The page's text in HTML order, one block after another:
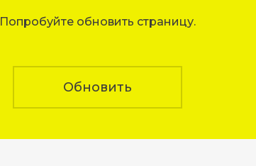
Попробуйте обновить страницу.
Обновить